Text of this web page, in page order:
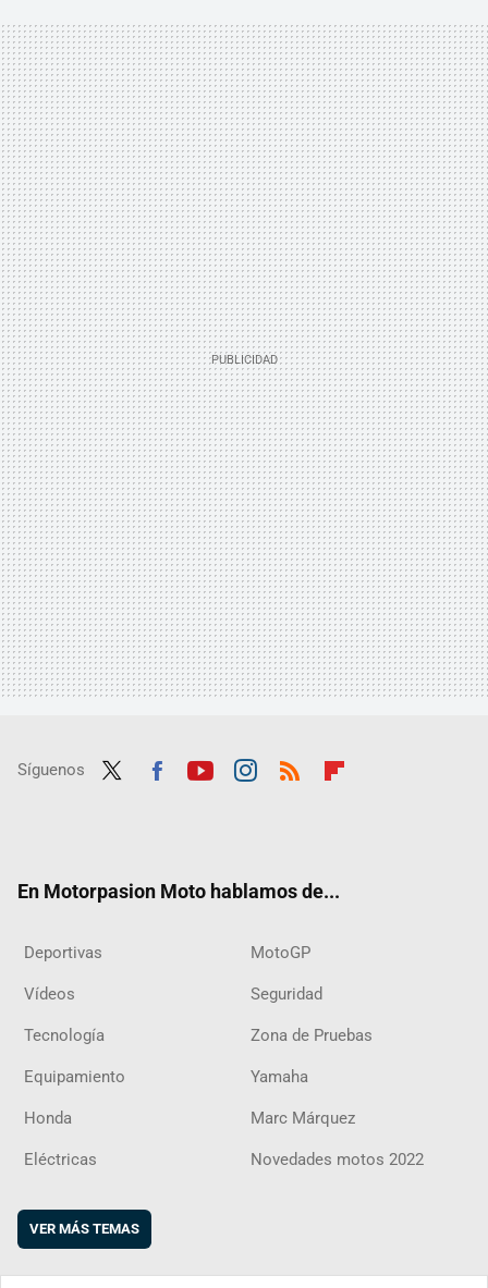
Síguenos
En Motorpasion Moto hablamos de...
Deportivas MotoGP
Vídeos Seguridad
Tecnología Zona de Pruebas
Equipamiento Yamaha
Honda Marc Márquez
Eléctricas Novedades motos 2022
VER MÁS TEMAS